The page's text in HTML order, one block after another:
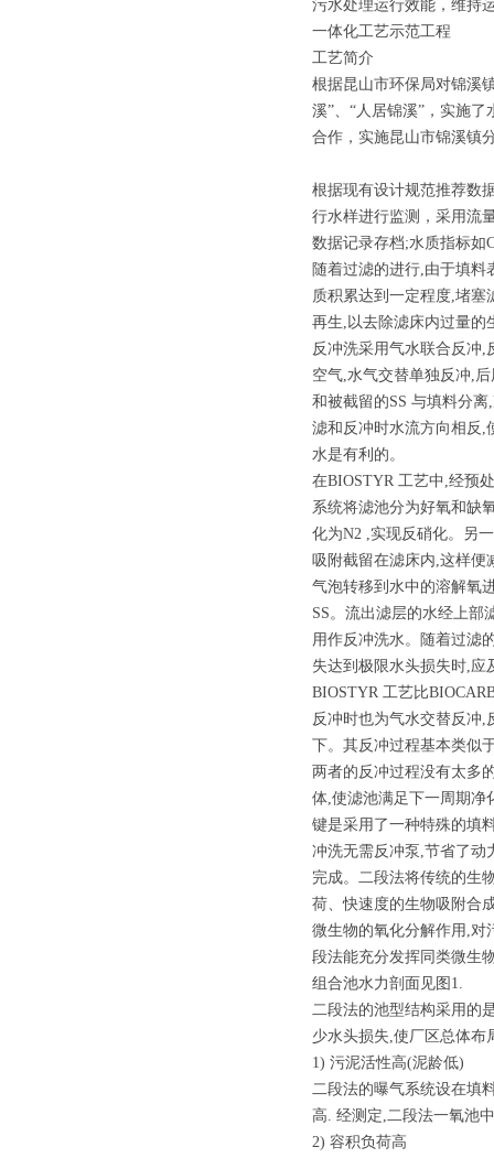
污水处理运行效能，维持
一体化工艺示范工程
工艺简介
根据昆山市环保局对锦溪
溪”、“人居锦溪”，实施
合作，实施昆山市锦溪镇
根据现有设计规范推荐数
行水样进行监测，采用流
数据记录存档;水质指标如
随着过滤的进行,由于填料
质积累达到一定程度,堵塞
再生,以去除滤床内过量的
反冲洗采用气水联合反冲,
空气,水气交替单独反冲,
和被截留的SS 与填料分
滤和反冲时水流方向相反,
水是有利的。
在BIOSTYR 工艺中,经预
系统将滤池分为好氧和缺
化为N2 ,实现反硝化。另
吸附截留在滤床内,这样便
气泡转移到水中的溶解氧
SS。流出滤层的水经上部
用作反冲洗水。随着过滤
失达到极限水头损失时,应
BIOSTYR 工艺比
反冲时也为气水交替反冲,
下。其反冲过程基本类似
两者的反冲过程没有太多
体,使滤池满足下一周期净
键是采用了一种特殊的填
冲洗无需反冲泵,节省了动
完成。二段法将传统的生
荷、快速度的生物吸附合
微生物的氧化分解作用,对
段法能充分发挥同类微生
组合池水力剖面见图1.
二段法的池型结构采用的
少水头损失,使厂区总体布
1) 污泥活性高(泥龄低)
二段法的曝气系统设在填
高. 经测定,二段法一氧池
2) 容积负荷高